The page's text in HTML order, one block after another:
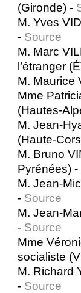
(Gironde) -
M. Yves
- Source
M. Marc
l’étranger
M. Maurice
Mme
(Hautes-
M. Jean-
(Haute-
M. Bruno
Pyrénées) -
M. Jean-
- Source
M. Jean-
- Source
Mme
socialiste
M. Richard
- Source